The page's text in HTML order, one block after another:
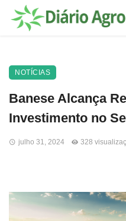
NOTÍCIAS
Banese Alcança
Investimento no
julho 31, 2024 328